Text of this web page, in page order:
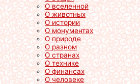
О вселенной
О животных
О истории
О монументах
О природе
О разном
О странах
О технике
О финансах
О человеке